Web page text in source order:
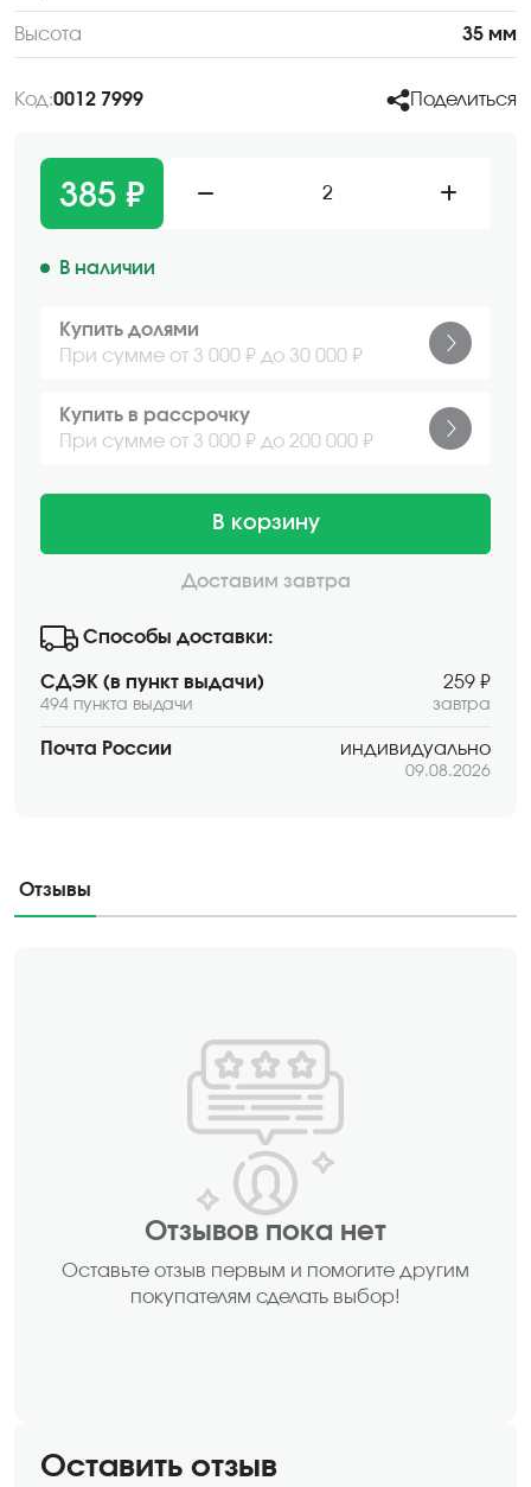
Высота 35 мм
Код:0012 7999 Поделиться
385 ₽ 2
В наличии
Купить долями
При сумме от 3 000 ₽ до 30 000 ₽
Купить в рассрочку
При сумме от 3 000 ₽ до 200 000 ₽
В корзину
Доставим завтра
Способы доставки:
СДЭК (в пункт выдачи)
494 пункта выдачи
259 ₽
завтра
Почта России индивидуально
09.08.2026
Отзывы
Отзывов пока нет
Оставьте отзыв первым и помогите другим
покупателям сделать выбор!
Оставить отзыв